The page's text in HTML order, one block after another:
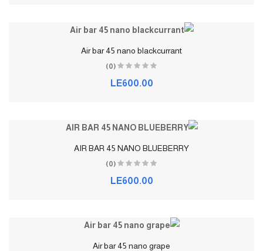
Air bar 45 nano blackcurrant
(0)
LE600.00
AIR BAR 45 NANO BLUEBERRY
(0)
LE600.00
Air bar 45 nano grape